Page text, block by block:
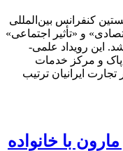
کنفرانس بین‌المللی
و «تأثیر اجتماعی»
شد. این رویداد علمی-
و مرکز خدمات
ایرانیان ترتیب
با خانواده